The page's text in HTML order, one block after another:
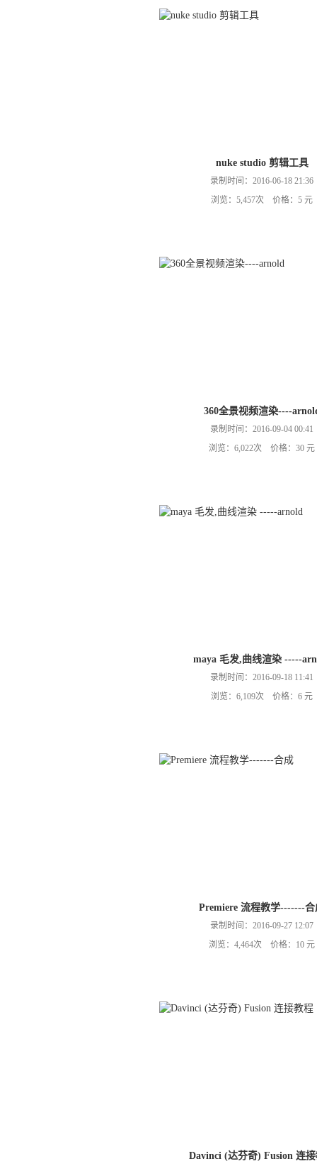
nuke studio 剪辑工具
录制时间：2016-06-18 21:36
浏览：5,457次 价格：5 元
360全景视频渲染----
录制时间：2016-09-04 00:41
浏览：6,022次 价格：30 元
maya 毛发,曲线渲染 -----
录制时间：2016-09-18 11:41
浏览：6,109次 价格：6 元
Premiere 流程教学-------合
录制时间：2016-09-27 12:07
浏览：4,464次 价格：10 元
Davinci (达芬奇) Fusion 连